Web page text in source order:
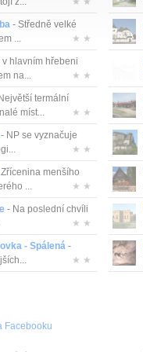
- Středně velké
...
★ ★
hlavním hřebeni
na...
★ ★
termální
míst...
★ ★
NP se vyznačuje
★ ★
menšího
...
★ ★
- Na poslední chvíli
★ ★
- Spálená-
★ ★
Facebooku